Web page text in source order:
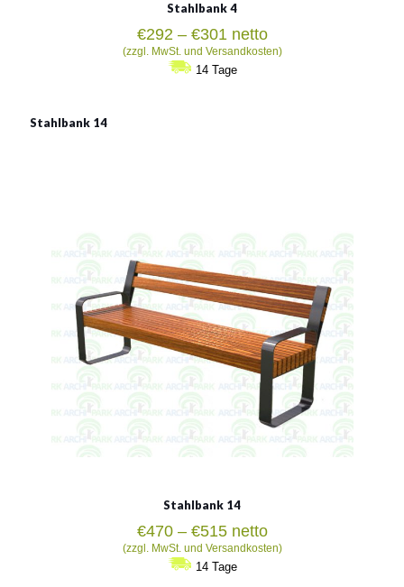
Stahlbank 4
€292 – €301 Preisspanne:
€292
bis
netto
(zzgl. MwSt. und Versandkosten)
14 Tage
Stahlbank 14
Siehe mehr
Stahlbank 14
€470 – €515Preisspanne:
€470
bis
netto
(zzgl. MwSt. und Versandkosten)
14 Tage